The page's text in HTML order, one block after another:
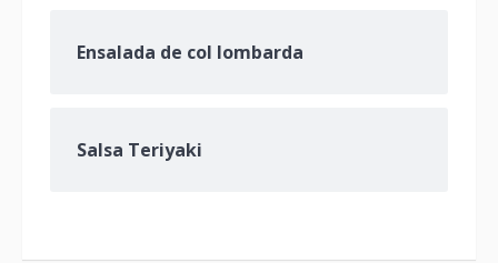
Ensalada de col lombarda
Salsa Teriyaki